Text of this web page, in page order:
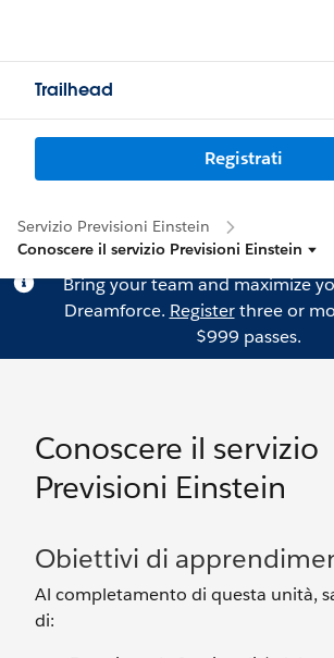
Trailhead
Registrati
Servizio Previsioni Einstein
Conoscere il servizio Previsioni Einstein
Bring your team and maximize
Dreamforce. Registerthree or
$999 passes.
Conoscere il servizio
Previsioni Einstein
Obiettivi di
Al completamento di questa unità,
di: